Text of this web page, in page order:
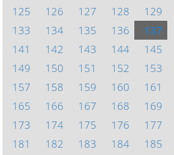
125
126 127 128 129
133
134 135 136 137
141
142 143 144 145
149
150 151 152 153
157
158 159 160 161
165
166 167 168 169
173
174 175 176 177
181
182 183 184 185